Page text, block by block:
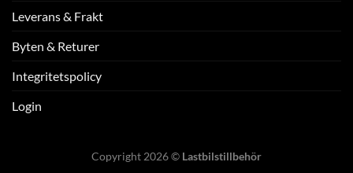
Leverans & Frakt
Byten & Returer
Integritetspolicy
Login
Copyright 2026 © Lastbilstillbehör